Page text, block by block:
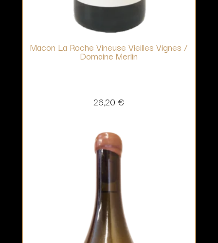
Macon La Roche Vineuse Vieilles Vignes /
Domaine Merlin
26,20 €